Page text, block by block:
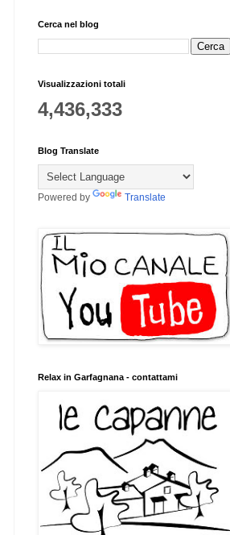
Cerca nel blog
Visualizzazioni totali
4,436,333
Blog Translate
Powered by Translate
Relax in Garfagnana - contattami